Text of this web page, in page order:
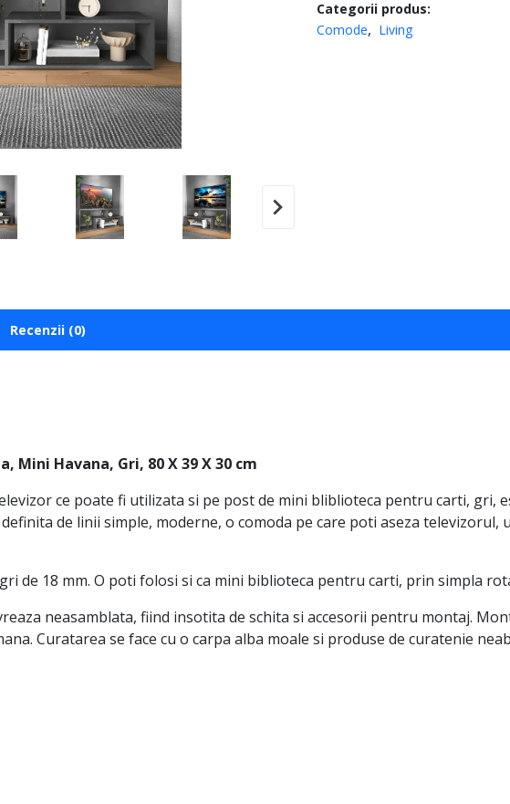
Categorii produs:
Comode
Living
Recenzii (0)
Mini Havana, Gri, 80 X 39 X 30 cm
ce poate fi utilizata si pe post de mini bliblioteca pentru carti, gri,
de linii simple, moderne, o comoda pe care poti aseza televizorul,
de 18 mm. O poti folosi si ca mini biblioteca pentru carti, prin simpla
neasamblata, fiind insotita de schita si accesorii pentru montaj.
Curatarea se face cu o carpa alba moale si produse de curatenie